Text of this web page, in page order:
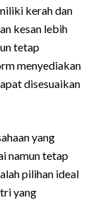
kerah dan
kesan lebih
tetap
menyediakan
disesuaikan
yang
namun tetap
pilihan ideal
yang